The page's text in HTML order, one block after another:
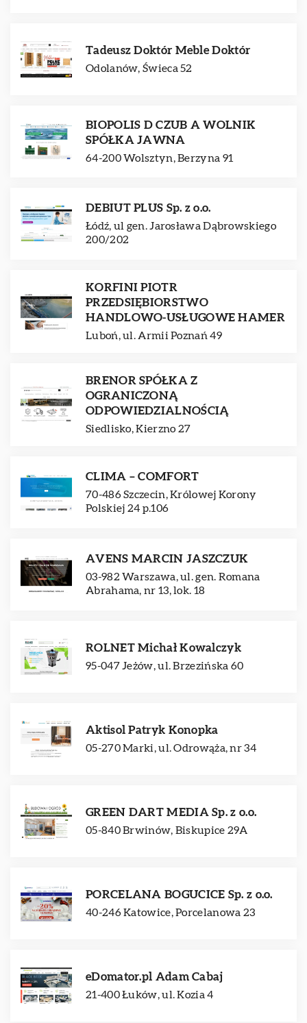
Tadeusz Doktór Meble Doktór
Odolanów, Świeca 52
BIOPOLIS D CZUB A WOLNIK
SPÓŁKA JAWNA
64-200 Wolsztyn, Berzyna 91
DEBIUT PLUS Sp. z o.o.
Łódź, ul gen. Jarosława Dąbrowskiego
200/202
KORFINI PIOTR
PRZEDSIĘBIORSTWO
HANDLOWO-USŁUGOWE HAMER
Luboń, ul. Armii Poznań 49
BRENOR SPÓŁKA Z
OGRANICZONĄ
ODPOWIEDZIALNOŚCIĄ
Siedlisko, Kierzno 27
CLIMA – COMFORT
70-486 Szczecin, Królowej Korony
Polskiej 24 p.106
AVENS MARCIN JASZCZUK
03-982 Warszawa, ul. gen. Romana
Abrahama, nr 13, lok. 18
ROLNET Michał Kowalczyk
95-047 Jeżów, ul. Brzezińska 60
Aktisol Patryk Konopka
05-270 Marki, ul. Odrowąża, nr 34
GREEN DART MEDIA Sp. z o.o.
05-840 Brwinów, Biskupice 29A
PORCELANA BOGUCICE Sp. z o.o.
40-246 Katowice, Porcelanowa 23
eDomator.pl Adam Cabaj
21-400 Łuków, ul. Kozia 4